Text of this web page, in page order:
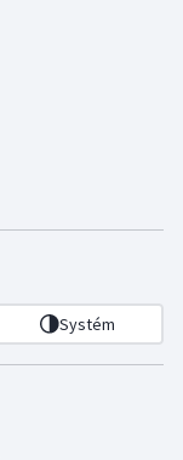
Systém